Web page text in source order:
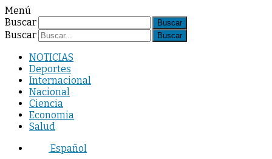
Menú
Buscar
Buscar
NOTICIAS
Deportes
Internacional
Nacional
Ciencia
Economia
Salud
Español